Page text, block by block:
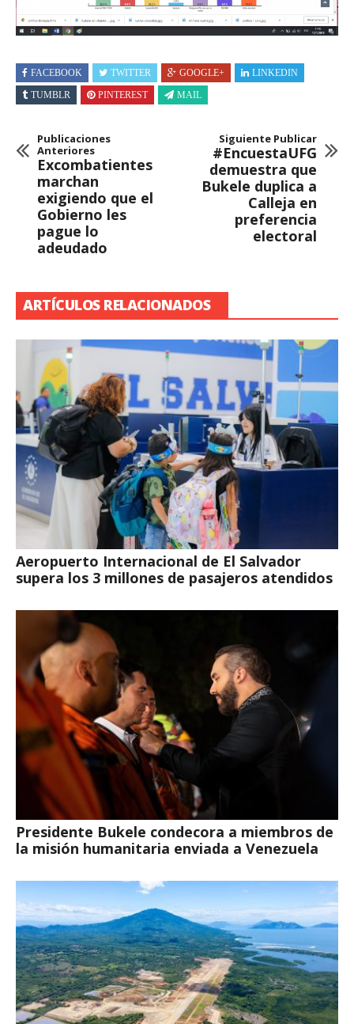
FACEBOOK TWITTER GOOGLE+
LINKEDIN
TUMBLR
PINTEREST MAIL
Publicaciones
Anteriores
Excombatientes
marchan
exigiendo que el
Gobierno les
pague lo
adeudado
Siguiente Publicar
#EncuestaUFG
demuestra que
Bukele duplica a
Calleja en
preferencia
electoral
ARTÍCULOS RELACIONADOS
Aeropuerto Internacional de El Salvador
supera los 3 millones de pasajeros atendidos
Presidente Bukele condecora a miembros de
la misión humanitaria enviada a Venezuela